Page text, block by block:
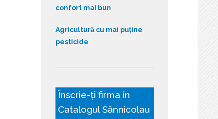
confort mai bun
Agricultură cu mai puține
pesticide
Înscrie-ți firma în
Catalogul Sânnicolau